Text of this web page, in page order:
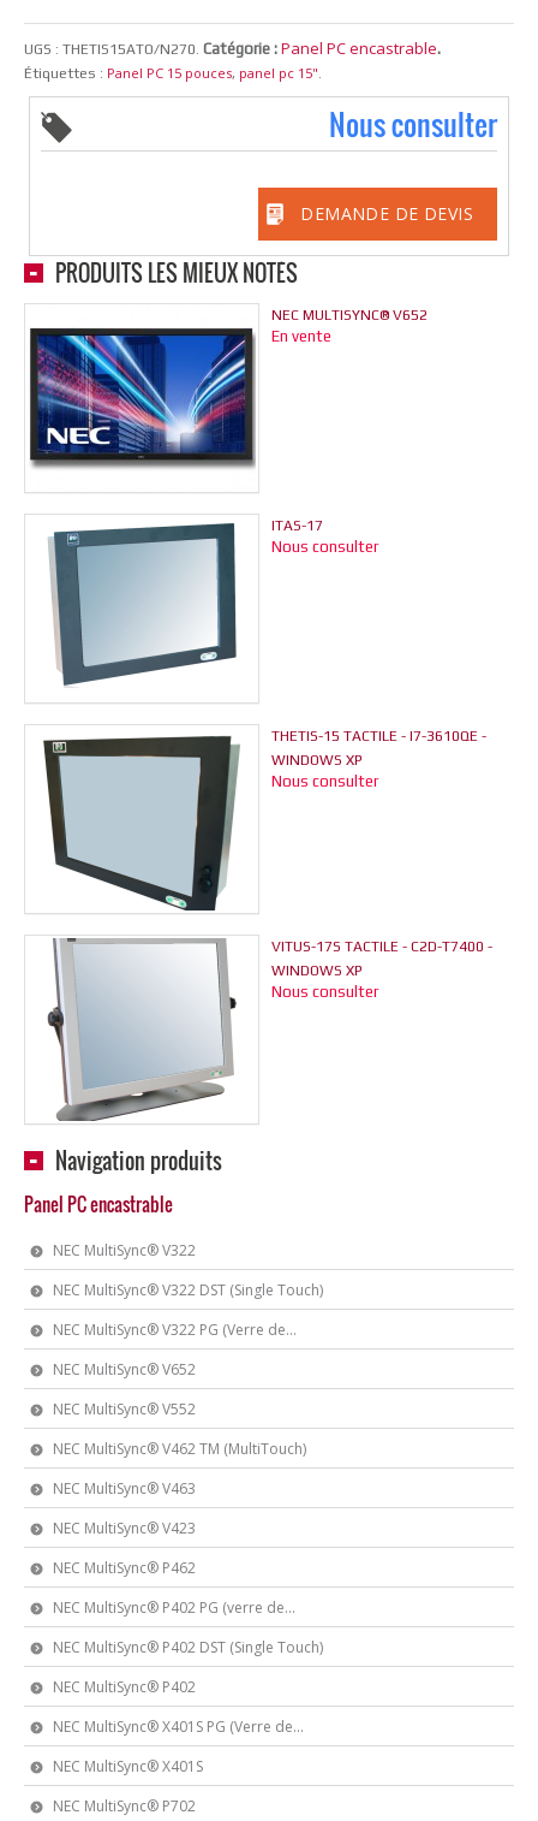
UGS : THETIS15ATO/N270. Catégorie : Panel PC encastrable.
Étiquettes : Panel PC 15 pouces, panel pc 15".
Nous consulter
DEMANDE DE DEVIS
PRODUITS LES MIEUX NOTÉS
NEC MULTISYNC® V652
En vente
ITAS-17
Nous consulter
THETIS-15 TACTILE - I7-3610QE -
WINDOWS XP
Nous consulter
VITUS-17S TACTILE - C2D-T7400 -
WINDOWS XP
Nous consulter
Navigation produits
Panel PC encastrable
NEC MultiSync® V322
NEC MultiSync® V322 DST (Single Touch)
NEC MultiSync® V322 PG (Verre de...
NEC MultiSync® V652
NEC MultiSync® V552
NEC MultiSync® V462 TM (MultiTouch)
NEC MultiSync® V463
NEC MultiSync® V423
NEC MultiSync® P462
NEC MultiSync® P402 PG (verre de...
NEC MultiSync® P402 DST (Single Touch)
NEC MultiSync® P402
NEC MultiSync® X401S PG (Verre de...
NEC MultiSync® X401S
NEC MultiSync® P702